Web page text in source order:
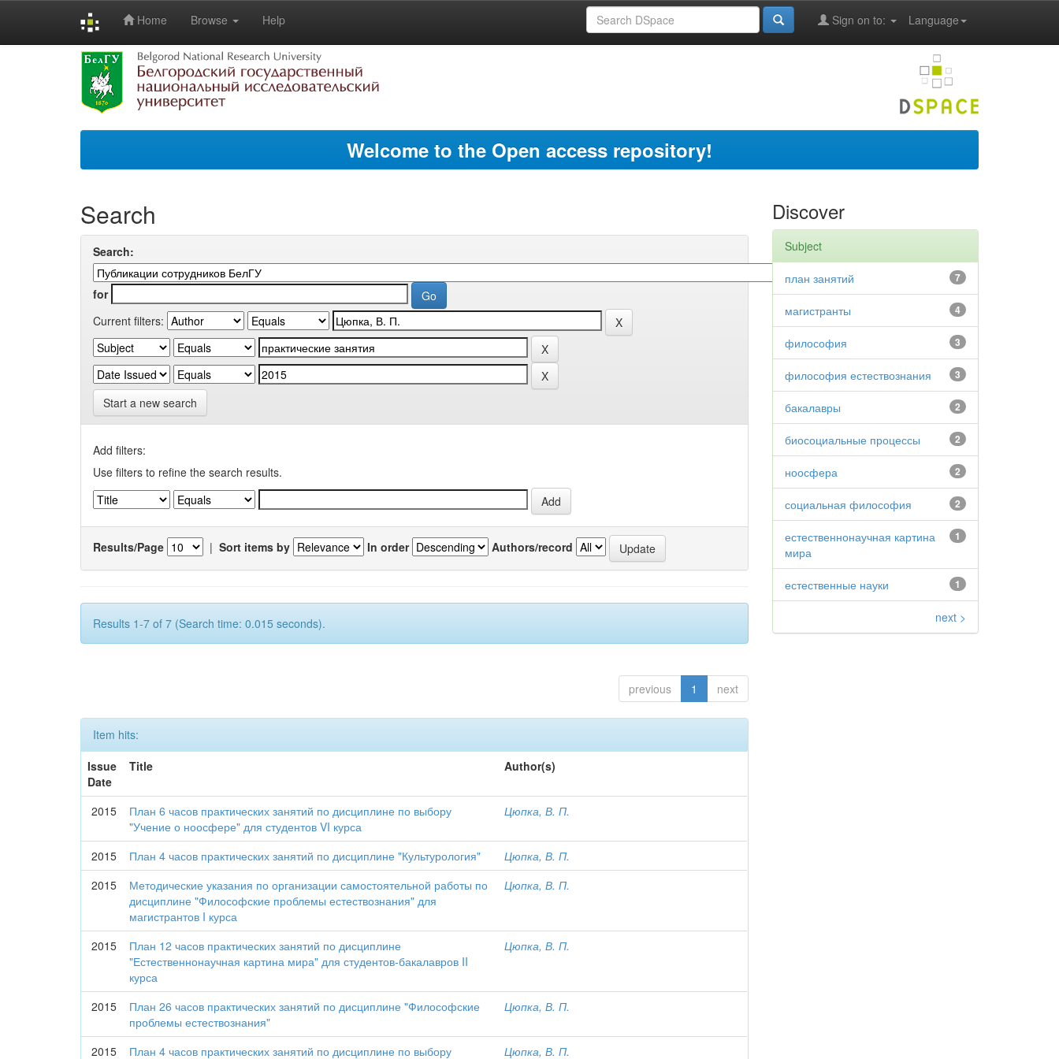
Home Browse Help Language
Sign on to:
Welcome to the Open access repository!
Search
Search:
for
Current filters:
Start a new search
Add filters:
Use filters to refine the search results.
Results/Page | Sort items by In order Authors/record
Results 1-7 of 7 (Search time: 0.015 seconds).
previous 1 next
Item hits:
Issue
Date
Title Author(s)
2015
План 6 часов практических занятий по дисциплине по выбору
"Учение о ноосфере" для студентов VI курса
Цюпка, В. П.
2015 План 4 часов практических занятий по дисциплине "Культурология"
Цюпка, В. П.
2015
Методические указания по организации самостоятельной работы по
дисциплине "Философские проблемы естествознания" для
магистрантов I курса
Цюпка, В. П.
2015
План 12 часов практических занятий по дисциплине
"Естественнонаучная картина мира" для студентов-бакалавров II
курса
Цюпка, В. П.
2015
План 26 часов практических занятий по дисциплине "Философские
проблемы естествознания"
Цюпка, В. П.
2015 План 4 часов практических занятий по дисциплине по выбору Цюпка, В. П.
Discover
Subject
7
план занятий
4
магистранты
3
философия
3
философия естествознания
2
бакалавры
2
биосоциальные процессы
2
ноосфера
2
социальная философия
1
естественнонаучная картина
мира
1
естественные науки
next >